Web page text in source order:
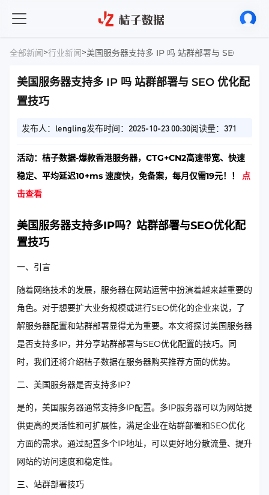
全部新闻>行业新闻>美国服务器支持多 IP 吗 站群部署与 SEO 优化
美国服务器支持多 IP 吗 站群部署与 SEO 优化配
置技巧
发布人：lengling发布时间：2025-10-23 00:30阅读量：371
活动：桔子数据-爆款香港服务器，CTG+CN2高速带宽、快速
稳定、平均延迟10+ms 速度快，免备案，每月仅需19元！！ 点
击查看
美国服务器支持多IP吗？站群部署与SEO优化配
置技巧
一、引言
随着网络技术的发展，服务器在网站运营中扮演着越来越重要的
角色。对于想要扩大业务规模或进行SEO优化的企业来说，了
解服务器配置和站群部署显得尤为重要。本文将探讨美国服务器
是否支持多IP，并分享站群部署与SEO优化配置的技巧。同
时，我们还将介绍桔子数据在服务器购买推荐方面的优势。
二、美国服务器是否支持多IP？
是的，美国服务器通常支持多IP配置。多IP服务器可以为网站提
供更高的灵活性和可扩展性，满足企业在站群部署和SEO优化
方面的需求。通过配置多个IP地址，可以更好地分散流量、提升
网站的访问速度和稳定性。
三、站群部署技巧